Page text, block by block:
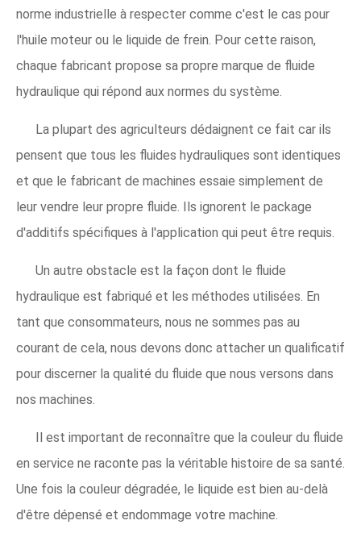
norme industrielle à respecter comme c'est le cas pour
l'huile moteur ou le liquide de frein. Pour cette raison,
chaque fabricant propose sa propre marque de fluide
hydraulique qui répond aux normes du système.
La plupart des agriculteurs dédaignent ce fait car ils
pensent que tous les fluides hydrauliques sont identiques
et que le fabricant de machines essaie simplement de
leur vendre leur propre fluide. Ils ignorent le package
d'additifs spécifiques à l'application qui peut être requis.
Un autre obstacle est la façon dont le fluide
hydraulique est fabriqué et les méthodes utilisées. En
tant que consommateurs, nous ne sommes pas au
courant de cela, nous devons donc attacher un qualificatif
pour discerner la qualité du fluide que nous versons dans
nos machines.
Il est important de reconnaître que la couleur du fluide
en service ne raconte pas la véritable histoire de sa santé.
Une fois la couleur dégradée, le liquide est bien au-delà
d'être dépensé et endommage votre machine.